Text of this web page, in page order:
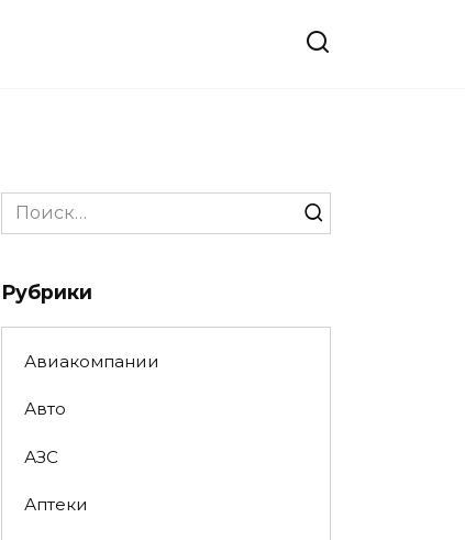
Search
for:
Рубрики
Авиакомпании
Авто
АЗС
Аптеки